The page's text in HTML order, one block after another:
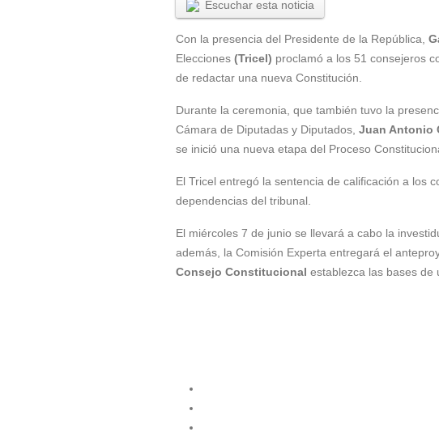
Escuchar esta noticia
Con la presencia del Presidente de la República,
Elecciones (Tricel) proclamó a los 51 consejeros
de redactar una nueva Constitución.
Durante la ceremonia, que también tuvo la
Cámara de Diputadas y Diputados, Juan Antonio
se inició una nueva etapa del Proceso
El Tricel entregó la sentencia de calificación a los
dependencias del tribunal.
El miércoles 7 de junio se llevará a cabo la
además, la Comisión Experta entregará el
Consejo Constitucional establezca las bases de